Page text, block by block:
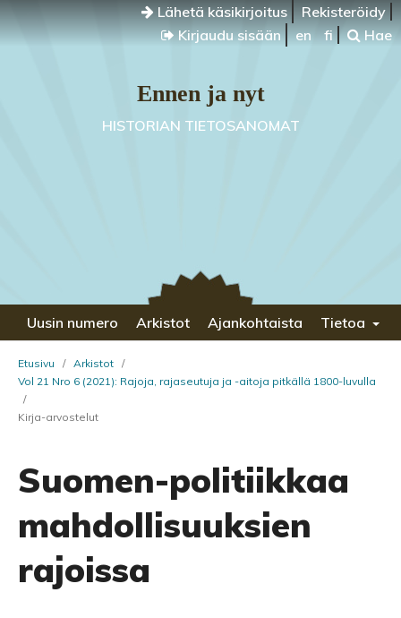
Lähetä käsikirjoitus
Rekisteröidy
Kirjaudu sisään
en fi Hae
Ennen ja nyt
HISTORIAN TIETOSANOMAT
Uusin numero Arkistot Ajankohtaista Tietoa
Etusivu / Arkistot /
Vol 21 Nro 6 (2021): Rajoja, rajaseutuja ja -aitoja pitkällä 1800-luvulla
/
Kirja-arvostelut
Suomen-politiikkaa
mahdollisuuksien
rajoissa